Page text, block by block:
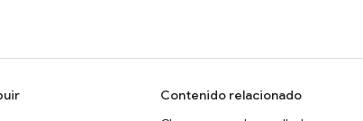
Contenido relacionado